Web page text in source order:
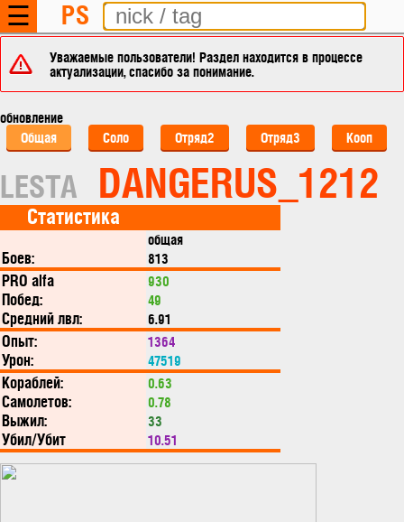
☰ PS
Уважаемые пользователи! Раздел находится в процессе
актуализации, спасибо за понимание.
обновление
Общая
Соло Отряд2 Отряд3 Кооп
LESTA DANGERUS_1212
Статистика
общая
Боев: 813
PRO alfa 930
Побед: 49
Средний лвл: 6.91
Опыт: 1364
Урон: 47519
Кораблей: 0.63
Самолетов: 0.78
Выжил: 33
Убил/Убит 10.51